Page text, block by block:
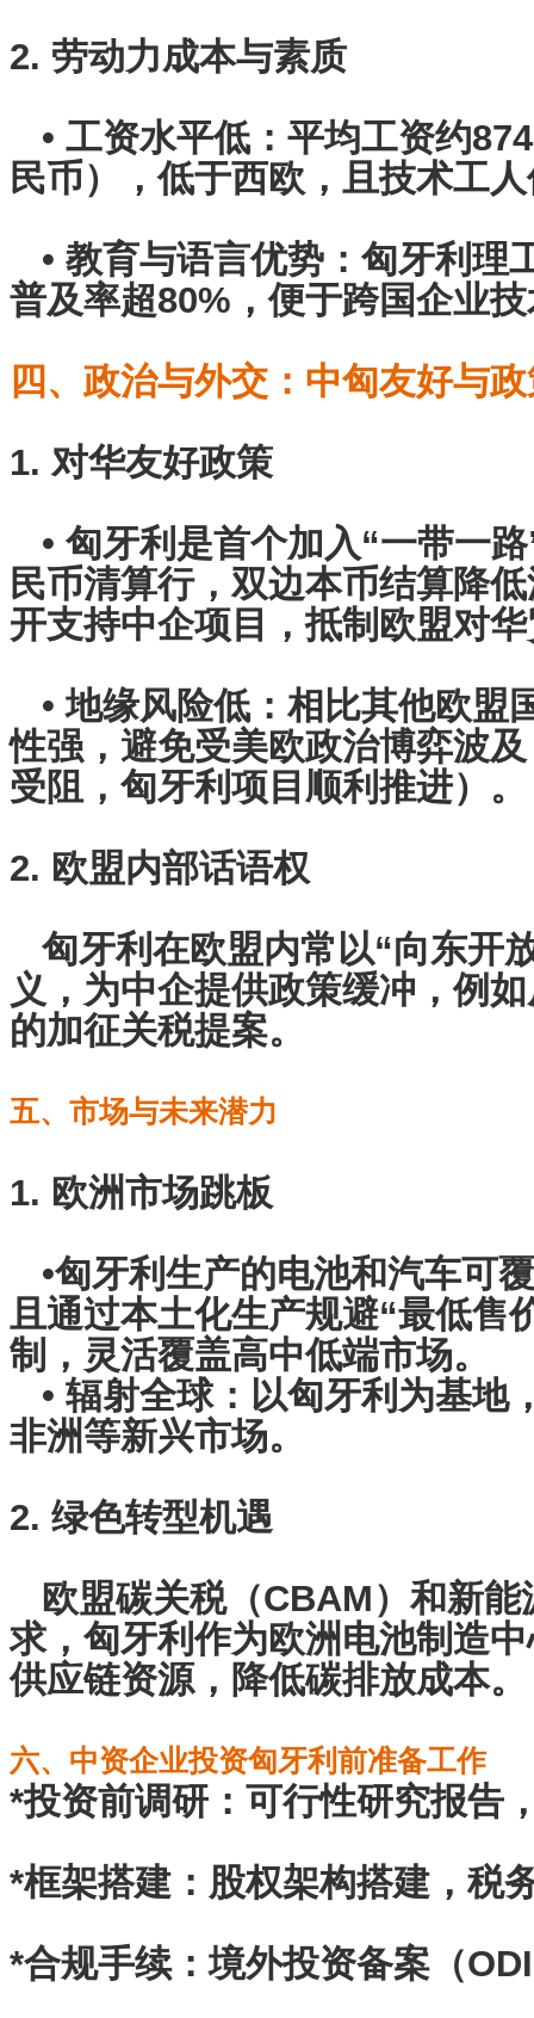
2. 劳动力成本与素质
• 工资水平低：平均工资约
民币），低于西欧，且技术工
• 教育与语言优势：匈牙利理
普及率超80%，便于跨国企业
四、政治与外交：中匈友好与
1. 对华友好政策
• 匈牙利是首个加入“一带一
民币清算行，双边本币结算降
开支持中企项目，抵制欧盟对
• 地缘风险低：相比其他欧盟
性强，避免受美欧政治博弈波
受阻，匈牙利项目顺利推进）。
2. 欧盟内部话语权
匈牙利在欧盟内常以“向东开
义，为中企提供政策缓冲，例
的加征关税提案。
五、市场与未来潜力
1. 欧洲市场跳板
•匈牙利生产的电池和汽车可
且通过本土化生产规避“最低售
制，灵活覆盖高中低端市场。
• 辐射全球：以匈牙利为基地
非洲等新兴市场。
2. 绿色转型机遇
欧盟碳关税（CBAM）和新能
求，匈牙利作为欧洲电池制造
供应链资源，降低碳排放成本。
六、中资企业投资匈牙利前准备工作
*投资前调研：可行性研究报告
*框架搭建：股权架构搭建，税
*合规手续：境外投资备案（